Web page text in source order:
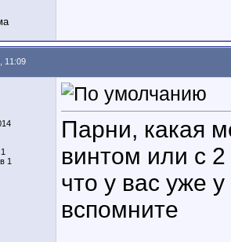
11:09
1
Парни, какая
винтом или с
что у вас уже
вспомните